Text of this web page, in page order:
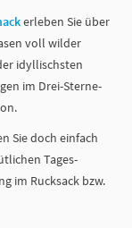
erleben Sie über
voll wilder
idyllischsten
im Drei-Sterne-
Sie doch einfach
Tages-
im Rucksack bzw.